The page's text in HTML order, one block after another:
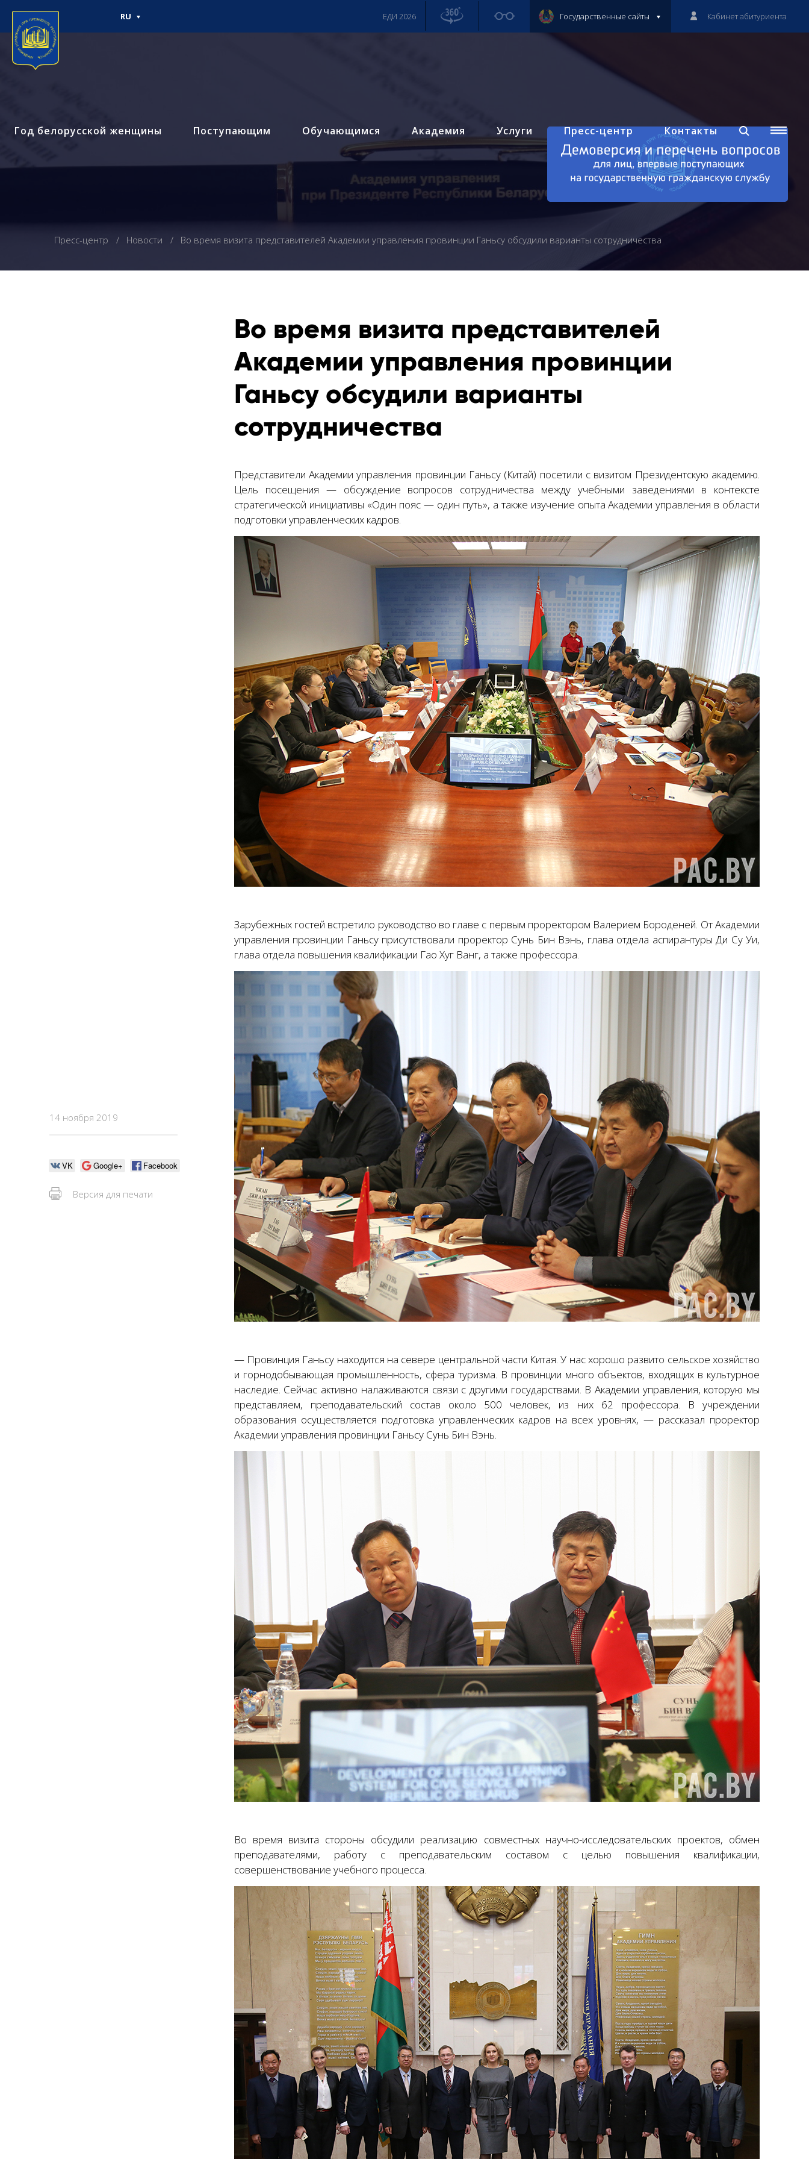
Год белорусской женщины Поступающим Обучающимся Академия Услуги Пресс-центр Контакты
RU ЕДИ 2026 Государственные сайты Кабинет абитуриента
Пресс-центр Новости Во время визита представителей Академии управления провинции Ганьсу обсудили варианты сотрудничества
14 ноября 2019
VK Google+ Facebook
Версия для печати
Во время визита представителей
Академии управления провинции
Ганьсу обсудили варианты
сотрудничества
Представители Академии управления провинции Ганьсу (Китай) посетили с визитом Президентскую академию.
Цель посещения — обсуждение вопросов сотрудничества между учебными заведениями в контексте
стратегической инициативы «Один пояс — один путь», а также изучение опыта Академии управления в области
подготовки управленческих кадров.
Зарубежных гостей встретило руководство во главе с первым проректором Валерием Бороденей. От Академии
управления провинции Ганьсу присутствовали проректор Сунь Бин Вэнь, глава отдела аспирантуры Ди Су Уи,
глава отдела повышения квалификации Гао Хуг Ванг, а также профессора.
— Провинция Ганьсу находится на севере центральной части Китая. У нас хорошо развито сельское хозяйство
и горнодобывающая промышленность, сфера туризма. В провинции много объектов, входящих в культурное
наследие. Сейчас активно налаживаются связи с другими государствами. В Академии управления, которую мы
представляем, преподавательский состав около 500 человек, из них 62 профессора. В учреждении
образования осуществляется подготовка управленческих кадров на всех уровнях, — рассказал проректор
Академии управления провинции Ганьсу Сунь Бин Вэнь.
Во время визита стороны обсудили реализацию совместных научно-исследовательских проектов, обмен
преподавателями, работу с преподавательским составом с целью повышения квалификации,
совершенствование учебного процесса.